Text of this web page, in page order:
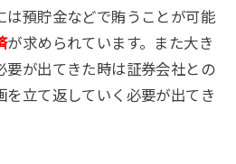
は預貯金などで賄うことが可能
が求められています。また大き
要が出てきた時は証券会社との
を立て返していく必要が出てき